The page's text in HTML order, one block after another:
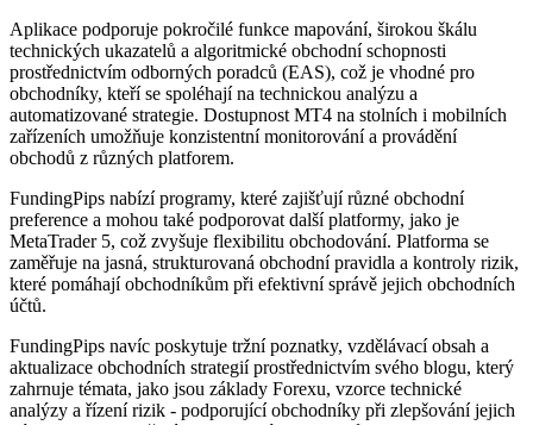
Aplikace podporuje pokročilé funkce mapování, širokou škálu
technických ukazatelů a algoritmické obchodní schopnosti
prostřednictvím odborných poradců (EAS), což je vhodné pro
obchodníky, kteří se spoléhají na technickou analýzu a
automatizované strategie. Dostupnost MT4 na stolních i mobilních
zařízeních umožňuje konzistentní monitorování a provádění
obchodů z různých platforem.
FundingPips nabízí programy, které zajišťují různé obchodní
preference a mohou také podporovat další platformy, jako je
MetaTrader 5, což zvyšuje flexibilitu obchodování. Platforma se
zaměřuje na jasná, strukturovaná obchodní pravidla a kontroly rizik,
které pomáhají obchodníkům při efektivní správě jejich obchodních
účtů.
FundingPips navíc poskytuje tržní poznatky, vzdělávací obsah a
aktualizace obchodních strategií prostřednictvím svého blogu, který
zahrnuje témata, jako jsou základy Forexu, vzorce technické
analýzy a řízení rizik - podporující obchodníky při zlepšování jejich